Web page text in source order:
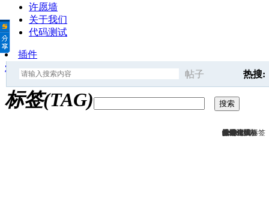
许愿墙
关于我们
代码测试
插件
帖子
热搜:
爱秀代码
标签(TAG) 搜索
搜索框
sclub代码
关键词
点击这里
标签生成
discuz风格
后面
标签
discuz模板
这里生成标签
爱秀代码
快速查找